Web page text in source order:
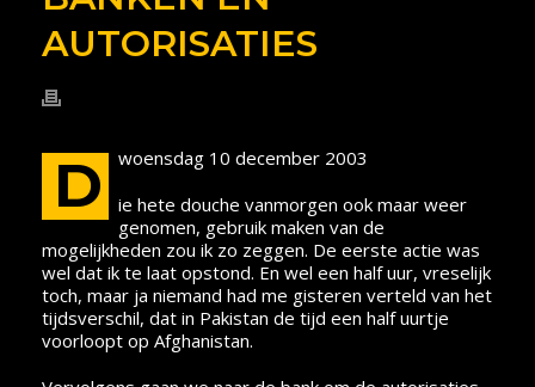
AUTORISATIES
D
woensdag 10 december 2003
ie hete douche vanmorgen ook maar weer
genomen, gebruik maken van de
mogelijkheden zou ik zo zeggen. De eerste actie was
wel dat ik te laat opstond. En wel een half uur, vreselijk
toch, maar ja niemand had me gisteren verteld van het
tijdsverschil, dat in Pakistan de tijd een half uurtje
voorloopt op Afghanistan.